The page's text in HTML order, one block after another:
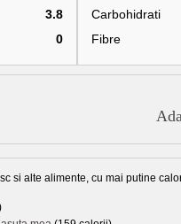
3.8
0
Carbohidrati
Fibre
si alte alimente, cu mai putine